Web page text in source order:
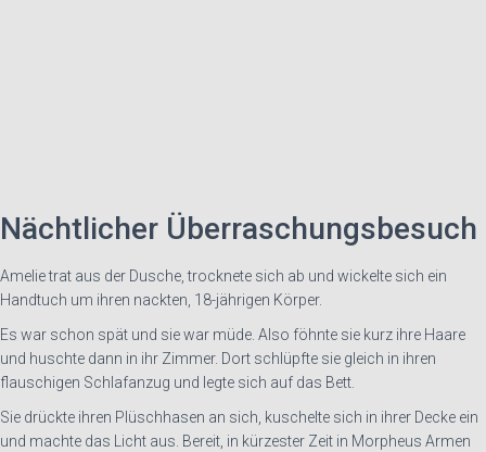
Nächtlicher Überraschungsbesuch
Amelie trat aus der Dusche, trocknete sich ab und wickelte sich ein
Handtuch um ihren nackten, 18-jährigen Körper.
Es war schon spät und sie war müde. Also föhnte sie kurz ihre Haare
und huschte dann in ihr Zimmer. Dort schlüpfte sie gleich in ihren
flauschigen Schlafanzug und legte sich auf das Bett.
Sie drückte ihren Plüschhasen an sich, kuschelte sich in ihrer Decke ein
und machte das Licht aus. Bereit, in kürzester Zeit in Morpheus Armen